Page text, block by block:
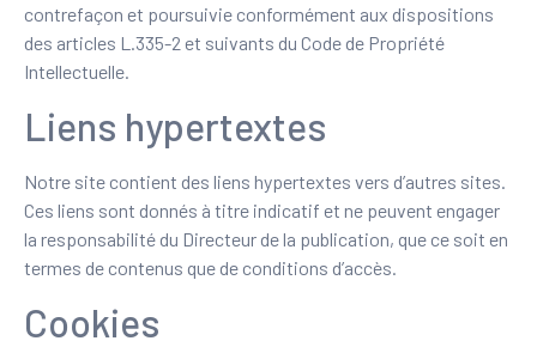
contrefaçon et poursuivie conformément aux dispositions
des articles L.335-2 et suivants du Code de Propriété
Intellectuelle.
Liens hypertextes
Notre site contient des liens hypertextes vers d’autres sites.
Ces liens sont donnés à titre indicatif et ne peuvent engager
la responsabilité du Directeur de la publication, que ce soit en
termes de contenus que de conditions d’accès.
Cookies